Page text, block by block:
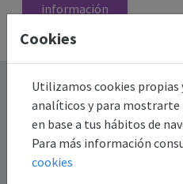
información
Destacado
Información
Mi Cuenta
Cookies
Utilizamos cookies propias
analíticos y para mostrarte
en base a tus hábitos de
Para más información
cookies